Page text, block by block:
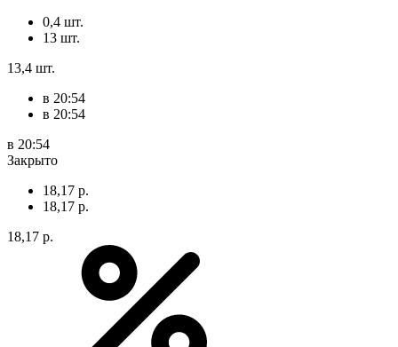
0,4 шт.
13 шт.
13,4 шт.
в 20:54
в 20:54
в 20:54
Закрыто
18,17 р.
18,17 р.
18,17 р.